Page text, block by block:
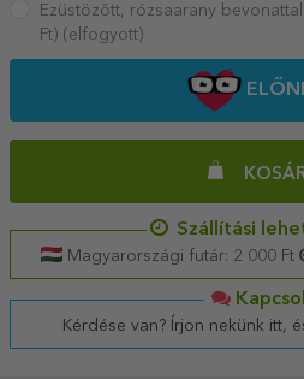
Ezüstözött, rózsaarany bevonattal
Ft) (elfogyott)
Szállítási
Magyarországi futár: 2 000 Ft
Kérdése van? Írjon nekünk itt,